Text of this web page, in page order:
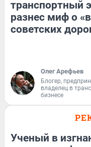
транспортный
разнес миф о
советских
Олег Арефьев
Блогер,
владелец в
бизнесе
Ученый в